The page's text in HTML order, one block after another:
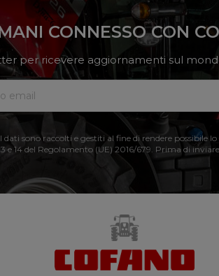
CONNESSO CON
per ricevere aggiornamenti sul
sono raccolti e gestiti al fine di rendere
14 del Regolamento (UE) 2016/679. Prima di